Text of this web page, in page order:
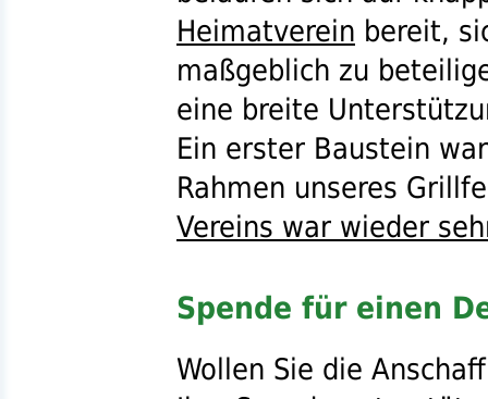
Heimatverein bereit,
maßgeblich zu
eine breite
Ein erster Baustein
Rahmen unseres
Vereins war wieder
Spende für einen
Wollen Sie die